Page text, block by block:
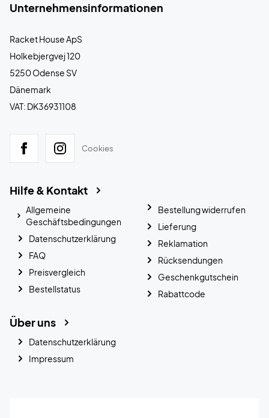
Unternehmensinformationen
Racket House ApS
Holkebjergvej 120
5250 Odense SV
Dänemark
VAT: DK36931108
Cookies
Hilfe & Kontakt
Allgemeine
Geschäftsbedingungen
Datenschutzerklärung
FAQ
Preisvergleich
Bestellstatus
Bestellung widerrufen
Lieferung
Reklamation
Rücksendungen
Geschenkgutschein
Rabattcode
Über uns
Datenschutzerklärung
Impressum